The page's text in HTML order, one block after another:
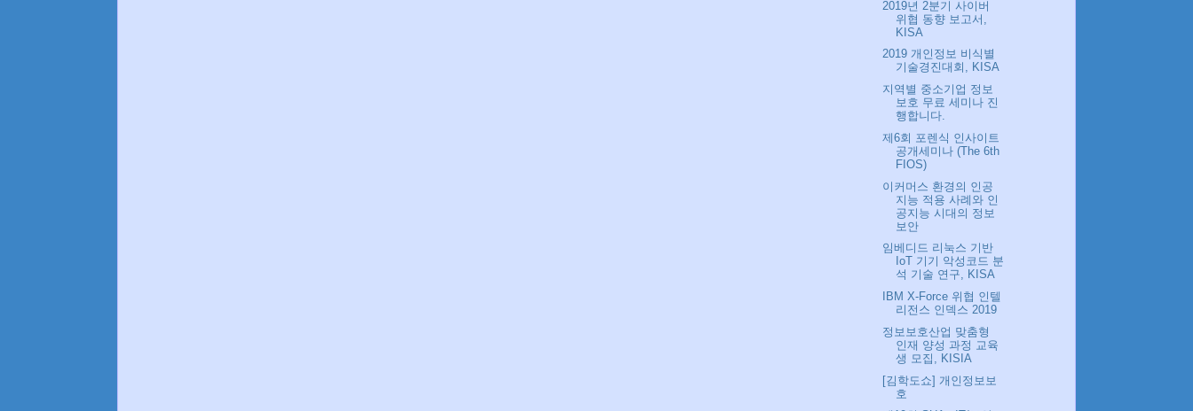
2019년 2분기 사이버
위협 동향 보고서,
KISA
2019 개인정보 비식별
기술경진대회, KISA
지역별 중소기업 정보
보호 무료 세미나 진
행합니다.
제6회 포렌식 인사이트
공개세미나 (The 6th
FIOS)
이커머스 환경의 인공
지능 적용 사례와 인
공지능 시대의 정보
보안
임베디드 리눅스 기반
IoT 기기 악성코드 분
석 기술 연구, KISA
IBM X-Force 위협 인텔
리전스 인덱스 2019
정보보호산업 맞춤형
인재 양성 과정 교육
생 모집, KISIA
[김학도쇼] 개인정보보
호